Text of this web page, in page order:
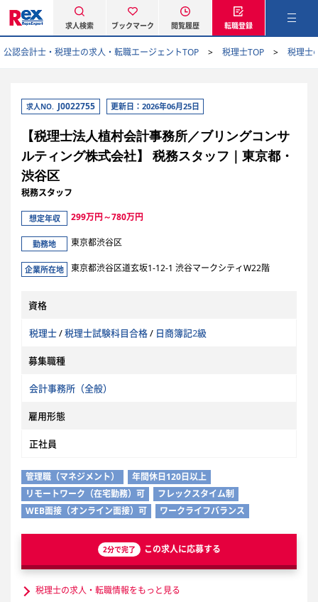
求人検索 ブックマーク 閲覧履歴 転職登録
公認会計士・税理士の求人・転職エージェントTOP 税理士TOP 税理士
求人NO. J0022755 更新日：2026年06月25日
【税理士法人植村会計事務所／ブリングコンサ
ルティング株式会社】 税務スタッフ｜東京都・
渋谷区
税務スタッフ
想定年収 299万円～780万円
勤務地 東京都渋谷区
企業所在地 東京都渋谷区道玄坂1-12-1 渋谷マークシティW22階
資格
税理士/税理士試験科目合格/ 日商簿記2級
募集職種
会計事務所（全般）
雇用形態
正社員
管理職（マネジメント）
年間休日120日以上
リモートワーク（在宅勤務）可
フレックスタイム制
WEB面接（オンライン面接）可
ワークライフバランス
2分で完了 この求人に応募する
税理士の求人・転職情報をもっと見る